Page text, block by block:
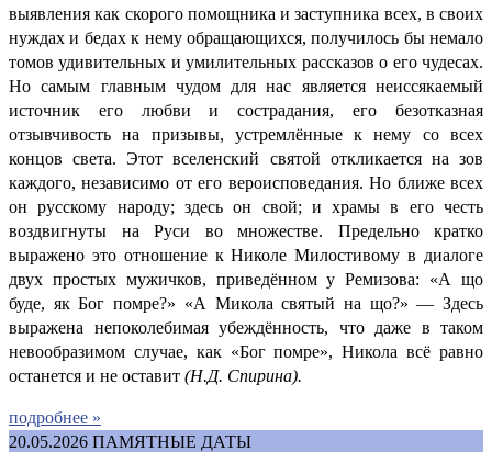
выявления как скорого помощника и заступника всех, в своих
нуждах и бедах к нему обращающихся, получилось бы немало
томов удивительных и умилительных рассказов о его чудесах.
Но самым главным чудом для нас является неиссякаемый
источник его любви и сострадания, его безотказная
отзывчивость на призывы, устремлённые к нему со всех
концов света. Этот вселенский святой откликается на зов
каждого, независимо от его вероисповедания. Но ближе всех
он русскому народу; здесь он свой; и храмы в его честь
воздвигнуты на Руси во множестве. Предельно кратко
выражено это отношение к Николе Милостивому в диалоге
двух простых мужичков, приведённом у Ремизова: «А що
буде, як Бог помре?» «А Микола святый на що?» — Здесь
выражена непоколебимая убеждённость, что даже в таком
невообразимом случае, как «Бог помре», Никола всё равно
останется и не оставит (Н.Д. Спирина).
подробнее »
20.05.2026 ПАМЯТНЫЕ ДАТЫ